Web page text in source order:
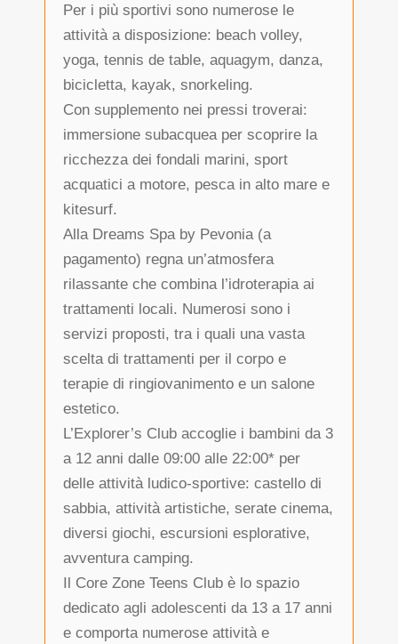
Per i più sportivi sono numerose le
attività a disposizione: beach volley,
yoga, tennis de table, aquagym, danza,
bicicletta, kayak, snorkeling.
Con supplemento nei pressi troverai:
immersione subacquea per scoprire la
ricchezza dei fondali marini, sport
acquatici a motore, pesca in alto mare e
kitesurf.
Alla Dreams Spa by Pevonia (a
pagamento) regna un’atmosfera
rilassante che combina l’idroterapia ai
trattamenti locali. Numerosi sono i
servizi proposti, tra i quali una vasta
scelta di trattamenti per il corpo e
terapie di ringiovanimento e un salone
estetico.
L’Explorer’s Club accoglie i bambini da 3
a 12 anni dalle 09:00 alle 22:00* per
delle attività ludico-sportive: castello di
sabbia, attività artistiche, serate cinema,
diversi giochi, escursioni esplorative,
avventura camping.
Il Core Zone Teens Club è lo spazio
dedicato agli adolescenti da 13 a 17 anni
e comporta numerose attività e